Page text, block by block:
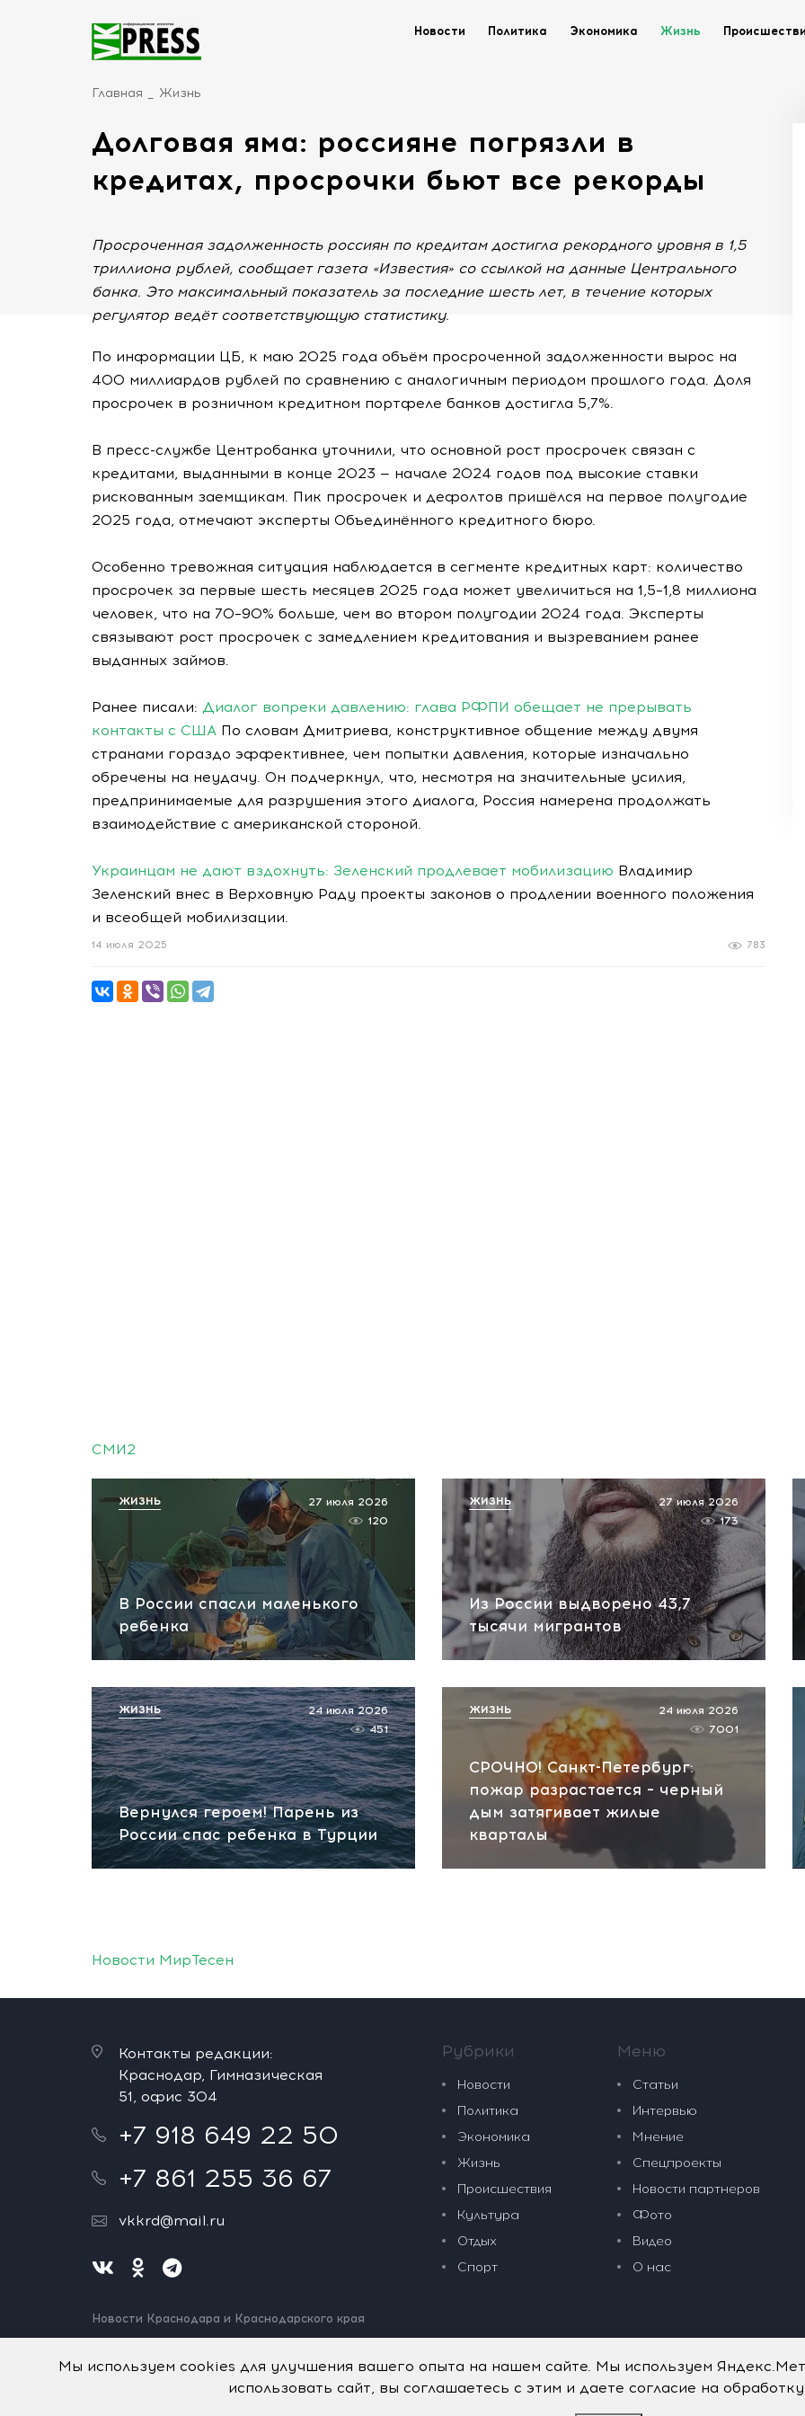
Новости Политика Экономика Жизнь
Главная Жизнь
Долговая яма: россияне погрязли в
кредитах, просрочки бьют все рекорды
Просроченная задолженность россиян по кредитам достигла рекордного уровня в 1,5
триллиона рублей, сообщает газета «Известия» со ссылкой на данные Центрального
банка. Это максимальный показатель за последние шесть лет, в течение которых
регулятор ведёт соответствующую статистику.
По информации ЦБ, к маю 2025 года объём просроченной задолженности вырос на
400 миллиардов рублей по сравнению с аналогичным периодом прошлого года. Доля
просрочек в розничном кредитном портфеле банков достигла 5,7%.
В пресс-службе Центробанка уточнили, что основной рост просрочек связан с
кредитами, выданными в конце 2023 — начале 2024 годов под высокие ставки
рискованным заемщикам. Пик просрочек и дефолтов пришёлся на первое полугодие
2025 года, отмечают эксперты Объединённого кредитного бюро.
Особенно тревожная ситуация наблюдается в сегменте кредитных карт: количество
просрочек за первые шесть месяцев 2025 года может увеличиться на 1,5–1,8 миллиона
человек, что на 70–90% больше, чем во втором полугодии 2024 года. Эксперты
связывают рост просрочек с замедлением кредитования и вызреванием ранее
выданных займов.
Ранее писали: Диалог вопреки давлению: глава РФПИ обещает не прерывать
контакты с США По словам Дмитриева, конструктивное общение между двумя
странами гораздо эффективнее, чем попытки давления, которые изначально
обречены на неудачу. Он подчеркнул, что, несмотря на значительные усилия,
предпринимаемые для разрушения этого диалога, Россия намерена продолжать
взаимодействие с американской стороной.
Украинцам не дают вздохнуть: Зеленский продлевает мобилизацию Владимир
Зеленский внес в Верховную Раду проекты законов о продлении военного положения
и всеобщей мобилизации.
783
14 июля 2025
СМИ2
В России спасли маленького
ребенка
27 июля 2026
120
ЖИЗНЬ
Из России выдворено 43,7
тысячи мигрантов
27 июля 2026
173
ЖИЗНЬ
Вернулся героем! Парень из
России спас ребенка в Турции
24 июля 2026
451
ЖИЗНЬ
СРОЧНО! Санкт-Петербург:
пожар разрастается – черный
дым затягивает жилые
кварталы
24 июля 2026
7001
ЖИЗНЬ
Новости МирТесен
Контакты редакции:
Краснодар, Гимназическая
51, офис 304
+7 918 649 22 50
+7 861 255 36 67
vkkrd@mail.ru
Новости Краснодара и Краснодарского края
Нашли ошибку? Выделите и нажмите Ctrl+Enter.
Рубрики
Новости
Политика
Экономика
Жизнь
Происшествия
Культура
Отдых
Спорт
Меню
Статьи
Интервью
Мнение
Спецпроекты
Новости партнеров
Фото
Видео
О нас
Мы используем cookies для улучшения вашего опыта на нашем сайте. Мы используем
использовать сайт, вы соглашаетесь с этим и даете согласие на